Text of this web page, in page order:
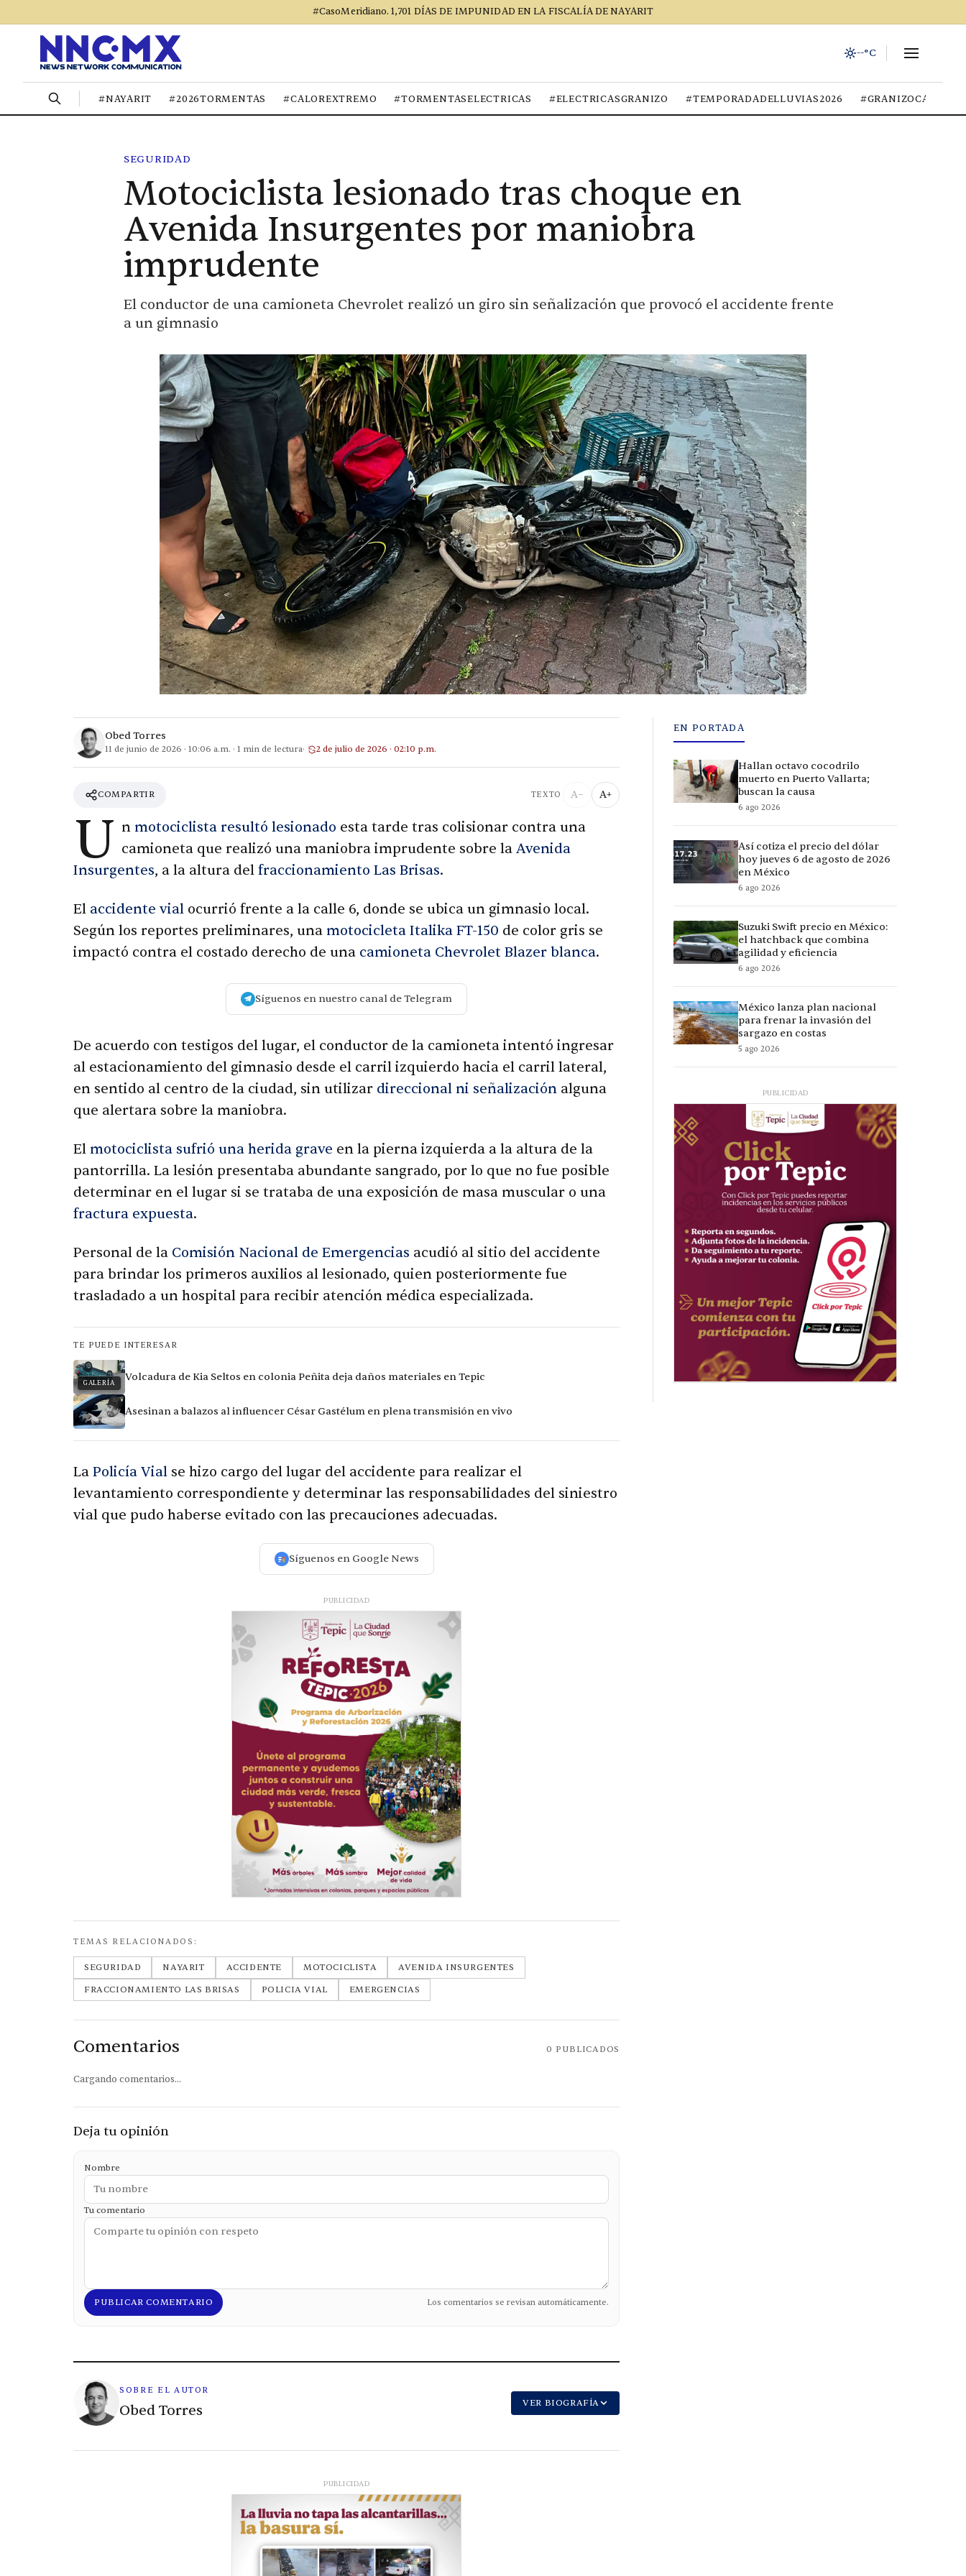
#CasoMeridiano. 1,701 DÍAS DE IMPUNIDAD EN LA FISCALÍA DE NAYARIT
--°C
#NAYARIT #2026TORMENTAS #CALOREXTREMO #TORMENTASELECTRICAS #ELECTRICASGRANIZO #TEMPORADADELLUVIAS2026 #GRANIZOCALOR
SEGURIDAD
Motociclista lesionado tras choque en
Avenida Insurgentes por maniobra
imprudente
El conductor de una camioneta Chevrolet realizó un giro sin señalización que provocó el accidente frente
a un gimnasio
Obed Torres
11 de junio de 2026 · 10:06 a.m. · 1 min de lectura 2 de julio de 2026 · 02:10 p.m.
COMPARTIR TEXTO A− A+
U n motociclista resultó lesionado esta tarde tras colisionar contra una
camioneta que realizó una maniobra imprudente sobre la Avenida
Insurgentes, a la altura del fraccionamiento Las Brisas.
El accidente vial ocurrió frente a la calle 6, donde se ubica un gimnasio local.
Según los reportes preliminares, una motocicleta Italika FT-150 de color gris se
impactó contra el costado derecho de una camioneta Chevrolet Blazer blanca.
Síguenos en nuestro canal de Telegram
De acuerdo con testigos del lugar, el conductor de la camioneta intentó ingresar
al estacionamiento del gimnasio desde el carril izquierdo hacia el carril lateral,
en sentido al centro de la ciudad, sin utilizar direccional ni señalización alguna
que alertara sobre la maniobra.
El motociclista sufrió una herida grave en la pierna izquierda a la altura de la
pantorrilla. La lesión presentaba abundante sangrado, por lo que no fue posible
determinar en el lugar si se trataba de una exposición de masa muscular o una
fractura expuesta.
Personal de la Comisión Nacional de Emergencias acudió al sitio del accidente
para brindar los primeros auxilios al lesionado, quien posteriormente fue
trasladado a un hospital para recibir atención médica especializada.
TE PUEDE INTERESAR
GALERÍA Volcadura de Kia Seltos en colonia Peñita deja daños materiales en Tepic
Asesinan a balazos al influencer César Gastélum en plena transmisión en vivo
La Policía Vial se hizo cargo del lugar del accidente para realizar el
levantamiento correspondiente y determinar las responsabilidades del siniestro
vial que pudo haberse evitado con las precauciones adecuadas.
Síguenos en Google News
PUBLICIDAD
TEMAS RELACIONADOS:
SEGURIDAD NAYARIT ACCIDENTE MOTOCICLISTA
AVENIDA INSURGENTES
FRACCIONAMIENTO LAS BRISAS
POLICIA VIAL EMERGENCIAS
Comentarios 0 PUBLICADOS
Cargando comentarios...
Deja tu opinión
Nombre
Tu comentario
PUBLICAR COMENTARIO Los comentarios se revisan automáticamente.
SOBRE EL AUTOR
Obed Torres VER BIOGRAFÍA
PUBLICIDAD
EN PORTADA
Hallan octavo cocodrilo
muerto en Puerto Vallarta;
buscan la causa
6 ago 2026
Así cotiza el precio del dólar
hoy jueves 6 de agosto de 2026
en México
6 ago 2026
Suzuki Swift precio en México:
el hatchback que combina
agilidad y eficiencia
6 ago 2026
México lanza plan nacional
para frenar la invasión del
sargazo en costas
5 ago 2026
PUBLICIDAD